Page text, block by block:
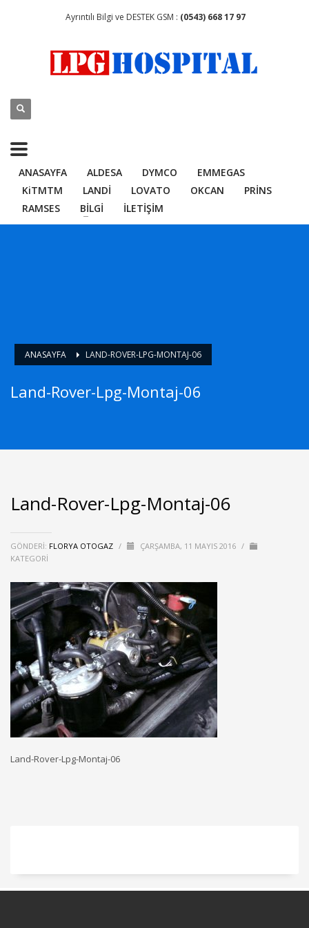
Ayrıntılı Bilgi ve DESTEK GSM : (0543) 668 17 97
ANASAYFA ALDESA DYMCO
EMMEGAS
KiTMTM
LANDİ LOVATO OKCAN
PRİNS
RAMSES
BİLGİ İLETİŞİM
ANASAYFA LAND-ROVER-LPG-MONTAJ-06
Land-Rover-Lpg-Montaj-06
Land-Rover-Lpg-Montaj-06
GÖNDERI: FLORYA OTOGAZ / ÇARŞAMBA, 11 MAYIS 2016 /
KATEGORI
Land-Rover-Lpg-Montaj-06